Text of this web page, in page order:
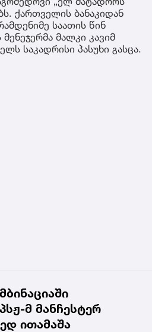
ქართველის ბანაკიდან
საათის წინ
მალკი კავიმ
საკადრისი პასუხი გასცა.
მ მანჩესტერ
ითამაშა